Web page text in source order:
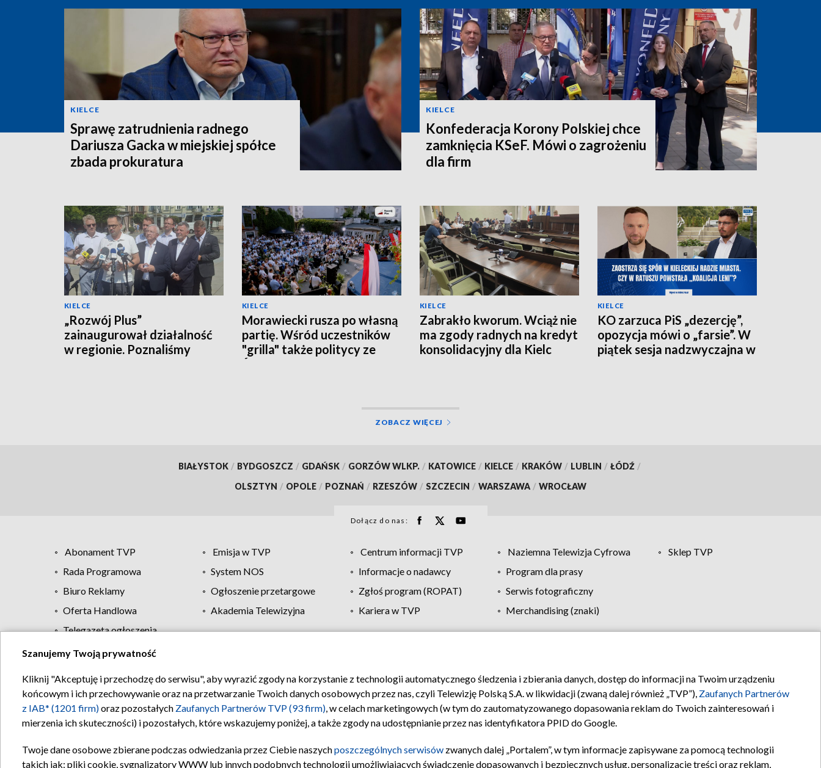
KIELCE
Sprawę zatrudnienia radnego
Dariusza Gacka w miejskiej spółce
zbada prokuratura
KIELCE
Konfederacja Korony Polskiej chce
zamknięcia KSeF. Mówi o zagrożeniu
dla firm
KIELCE
„Rozwój Plus”
zainaugurował działalność
w regionie. Poznaliśmy
KIELCE
Morawiecki rusza po własną
partię. Wśród uczestników
"grilla" także politycy ze
Świętokrzyskiego
KIELCE
Zabrakło kworum. Wciąż nie
ma zgody radnych na kredyt
konsolidacyjny dla Kielc
KIELCE
KO zarzuca PiS „dezercję”,
opozycja mówi o „farsie”. W
piątek sesja nadzwyczajna w
ZOBACZ WIĘCEJ
BIAŁYSTOK / BYDGOSZCZ / GDAŃSK / GORZÓW WLKP. / KATOWICE / KIELCE / KRAKÓW / LUBLIN / ŁÓDŹ /
OLSZTYN / OPOLE / POZNAŃ / RZESZÓW / SZCZECIN / WARSZAWA / WROCŁAW
Dołącz do nas:
Abonament TVP Emisja w TVP Centrum informacji TVP Naziemna Telewizja Cyfrowa
Sklep TVP
Rada Programowa
System NOS Informacje o nadawcy
Program dla prasy
Biuro Reklamy
Ogłoszenie przetargowe Zgłoś program (ROPAT)
Serwis fotograficzny
Oferta Handlowa
Akademia Telewizyjna Kariera w TVP
Merchandising (znaki)
Telegazeta ogłoszenia
Regulamin TVP Polityka prywatności Moje zgody Pomoc Biuro reklamy Kontakt
Szanujemy Twoją prywatność
Kliknij "Akceptuję i przechodzę do serwisu", aby wyrazić zgody na korzystanie z technologii automatycznego śledzenia i zbierania danych, dostęp do informacji na Twoim urządzeniu
końcowym i ich przechowywanie oraz na przetwarzanie Twoich danych osobowych przez nas, czyli Telewizję Polską S.A. w likwidacji (zwaną dalej również „TVP”), Zaufanych Partnerów
z IAB* (1201 firm)oraz pozostałych Zaufanych Partnerów TVP (93 firm), w celach marketingowych (w tym do zautomatyzowanego dopasowania reklam do Twoich zainteresowań i
mierzenia ich skuteczności) i pozostałych, które wskazujemy poniżej, a także zgody na udostępnianie przez nas identyfikatora PPID do Google.
Twoje dane osobowe zbierane podczas odwiedzania przez Ciebie naszychposzczególnych serwisów zwanych dalej „Portalem”, w tym informacje zapisywane za pomocą technologii
takich jak: pliki cookie, sygnalizatory WWW lub innych podobnych technologii umożliwiających świadczenie dopasowanych i bezpiecznych usług, personalizację treści oraz reklam,